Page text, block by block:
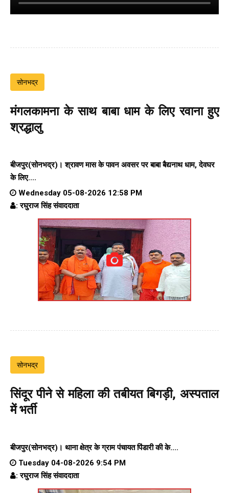
सोनभद्र
मंगलकामना के साथ बाबा धाम के लिए रवाना हुए
श्रद्धालु
बीजपुर(सोनभद्र)। श्रावण मास के पावन अवसर पर बाबा बैद्यनाथ धाम, देवघर
के लिए....
Wednesday 05-08-2026 12:58 PM
: रघुराज सिंह संवाददाता
सोनभद्र
सिंदूर पीने से महिला की तबीयत बिगड़ी, अस्पताल
में भर्ती
बीजपुर(सोनभद्र)। थाना क्षेत्र केग्राम पंचायत पिंडारीकी के....
Tuesday 04-08-2026 9:54 PM
: रघुराज सिंह संवाददाता